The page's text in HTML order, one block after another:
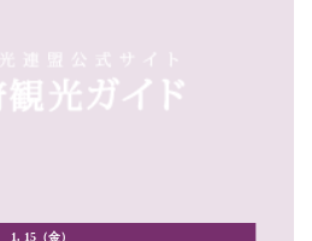
1. 15（金）